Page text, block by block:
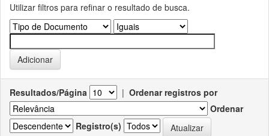
Utilizar filtros para refinar o resultado de busca.
Resultados/Página | Ordenar registros por
Ordenar
Registro(s)